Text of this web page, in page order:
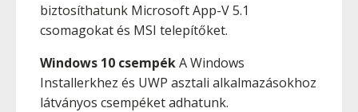
biztosíthatunk Microsoft App-V 5.1
csomagokat és MSI telepítőket.
Windows 10 csempékA Windows
Installerkhez és UWP asztali alkalmazásokhoz
látványos csempéket adhatunk.